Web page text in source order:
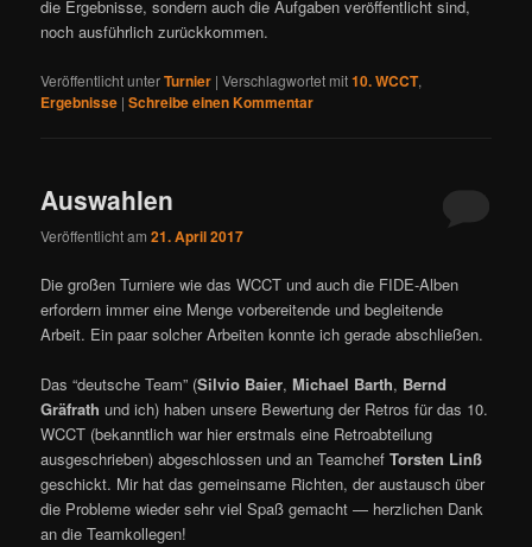
die Ergebnisse, sondern auch die Aufgaben veröffentlicht sind,
noch ausführlich zurückkommen.
Veröffentlicht unterTurnier |Verschlagwortet mit10. WCCT,
Ergebnisse |Schreibe einen Kommentar
Auswahlen
Veröffentlicht am21. April 2017
Die großen Turniere wie das WCCT und auch die FIDE-Alben
erfordern immer eine Menge vorbereitende und begleitende
Arbeit. Ein paar solcher Arbeiten konnte ich gerade abschließen.
Das “deutsche Team” (Silvio Baier,Michael Barth, Bernd
Gräfrath und ich) haben unsere Bewertung der Retros für das 10.
WCCT (bekanntlich war hier erstmals eine Retroabteilung
ausgeschrieben) abgeschlossen und an TeamchefTorsten Linß
geschickt. Mir hat das gemeinsame Richten, der austausch über
die Probleme wieder sehr viel Spaß gemacht — herzlichen Dank
an die Teamkollegen!